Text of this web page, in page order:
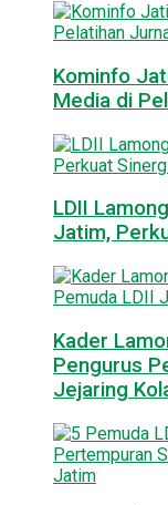
Kominfo
Media di
LDII
Jatim,
Kader
Pengurus
Jejaring